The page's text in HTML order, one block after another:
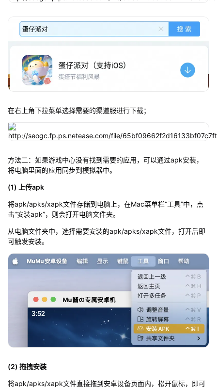
在右上角下拉菜单选择需要的渠道服进行下载；
方法二：如果游戏中心没有找到需要的应用，可以通过apk安装，
将电脑里面的应用同步到模拟器中。
(1) 上传apk
将apk/apks/xapk文件存储到电脑上，在Mac菜单栏“工具”中，点
击“安装apk”，则会打开电脑文件夹。
从电脑文件夹中，选择需要安装的apk/apks/xapk文件，打开后即
可触发安装。
(2) 拖拽安装
将apk/apks/xapk文件直接拖到安卓设备页面内，松开鼠标，即可